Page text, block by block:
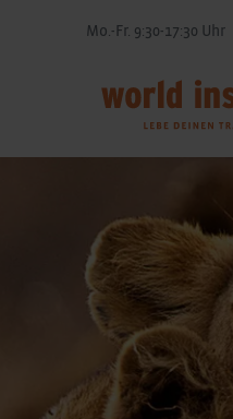
Mo.-Fr. 9:30-17:30 Uhr